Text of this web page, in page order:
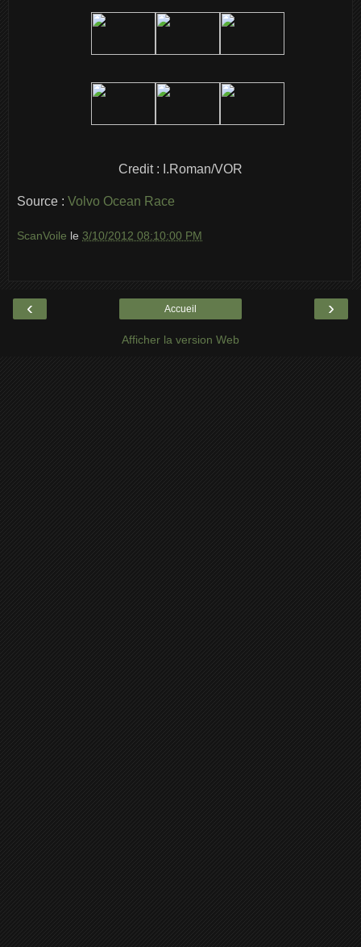
Credit : I.Roman/VOR
Source : Volvo Ocean Race
ScanVoile le 3/10/2012 08:10:00 PM
‹ ›
Accueil
Afficher la version Web